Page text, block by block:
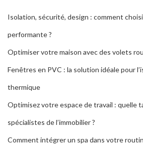
Isolation, sécurité, design : comment
performante ?
Optimiser votre maison avec des volets
Fenêtres en PVC : la solution idéale pour
thermique
Optimisez votre espace de travail : quelle
spécialistes de l’immobilier ?
Comment intégrer un spa dans votre